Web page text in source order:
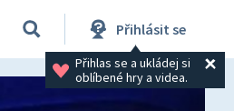
Přihlásit se
Přihlas se a ukládej si
oblíbené hry a videa.